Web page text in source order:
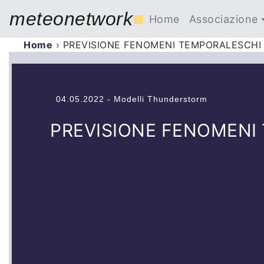
meteonetwork■ Home Associazione
Home › PREVISIONE FENOMENI
04.05.2022 - Modelli Thunderstorm
PREVISIONE